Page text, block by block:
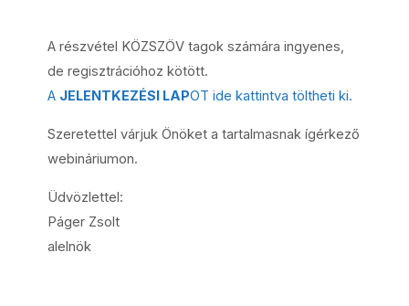
A részvétel KÖZSZÖV tagok számára ingyenes,
de regisztrációhoz kötött.
A JELENTKEZÉSI LAPOT ide kattintva töltheti ki.
Szeretettel várjuk Önöket a tartalmasnak ígérkező
webináriumon.
Üdvözlettel:
Páger Zsolt
alelnök